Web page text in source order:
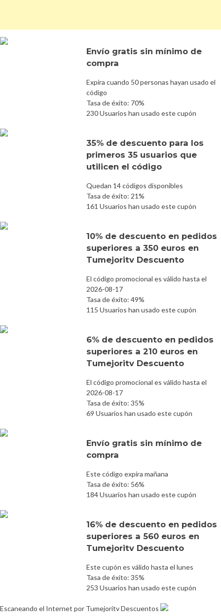
Envío gratis sin mínimo de
compra
Expira cuando 50 personas hayan usado el
código
Tasa de éxito: 70%
230 Usuarios han usado este cupón
35% de descuento para los
primeros 35 usuarios que
utilicen el código
Quedan 14 códigos disponibles
Tasa de éxito: 21%
161 Usuarios han usado este cupón
10% de descuento en pedidos
superiores a 350 euros en
Tumejoritv Descuento
El código promocional es válido hasta el
2026-08-17
Tasa de éxito: 49%
115 Usuarios han usado este cupón
6% de descuento en pedidos
superiores a 210 euros en
Tumejoritv Descuento
El código promocional es válido hasta el
2026-08-17
Tasa de éxito: 35%
69 Usuarios han usado este cupón
Envío gratis sin mínimo de
compra
Este código expira mañana
Tasa de éxito: 56%
184 Usuarios han usado este cupón
16% de descuento en pedidos
superiores a 560 euros en
Tumejoritv Descuento
Este cupón es válido hasta el lunes
Tasa de éxito: 35%
253 Usuarios han usado este cupón
Escaneando el Internet por Tumejoritv Descuentos